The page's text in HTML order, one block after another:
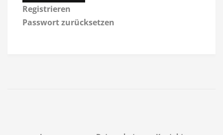
Registrieren
Passwort zurücksetzen